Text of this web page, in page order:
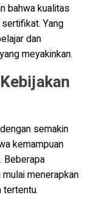
bahwa kualitas
Yang
dan
meyakinkan.
semakin
kemampuan
Beberapa
menerapkan
tertentu.